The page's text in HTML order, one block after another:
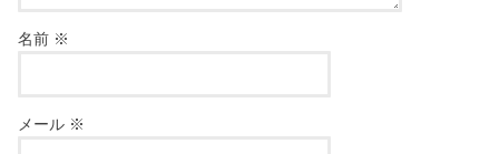
名前 ※
メール ※